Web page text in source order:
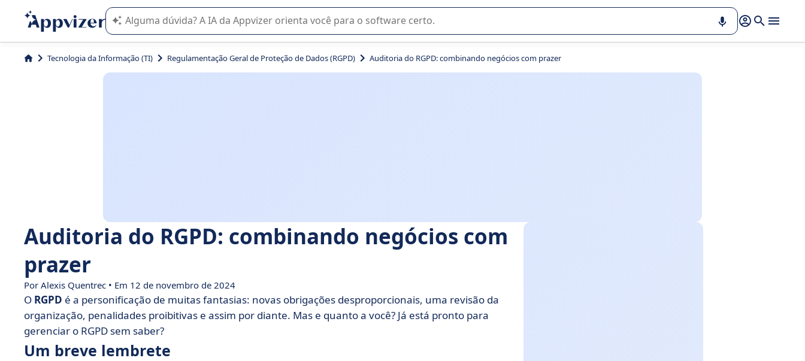
A IA do Appvizer o orienta no uso ou na seleção de software SaaS para sua empresa.
Tecnologia da Informação (TI) Regulamentação Geral de Proteção de Dados (RGPD) Auditoria do RGPD: combinando negócios com prazer
Auditoria do RGPD: combinando negócios com
prazer
Por Alexis Quentrec • Em 12 de novembro de 2024
O RGPD é a personificação de muitas fantasias: novas obrigações desproporcionais, uma revisão da
organização, penalidades proibitivas e assim por diante. Mas e quanto a você? Já está pronto para
gerenciar o RGPD sem saber?
Um breve lembrete